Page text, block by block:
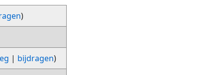
)
| bijdragen)